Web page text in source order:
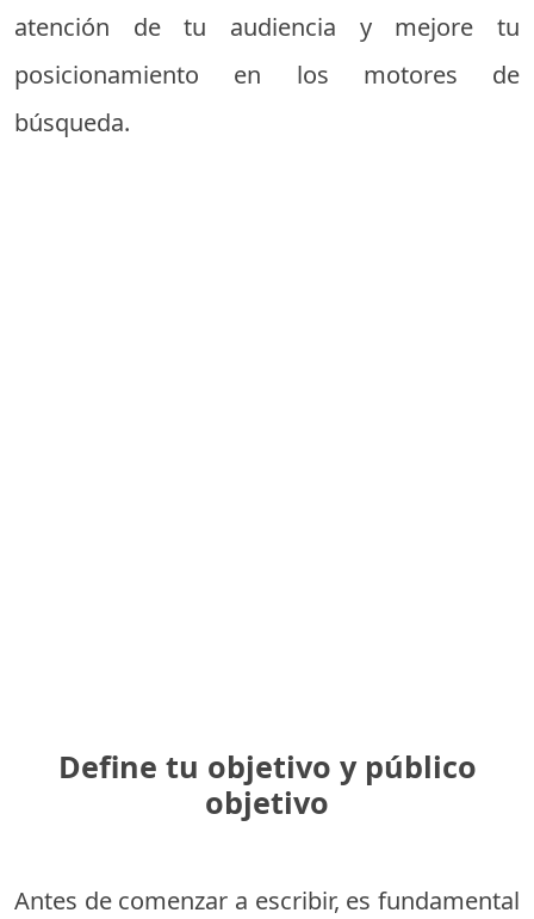
atención de tu audiencia y mejore tu
posicionamiento en los motores de
búsqueda.
Define tu objetivo y público
objetivo
Antes de comenzar a escribir, es fundamental